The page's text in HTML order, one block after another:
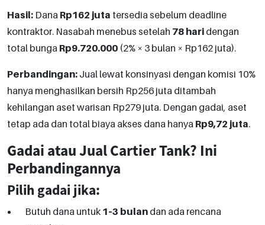
Hasil: Dana Rp162 juta tersedia sebelum deadline
kontraktor. Nasabah menebus setelah 78 hari dengan
total bunga Rp9.720.000 (2% × 3 bulan × Rp162 juta).
Perbandingan: Jual lewat konsinyasi dengan komisi 10%
hanya menghasilkan bersih Rp256 juta ditambah
kehilangan aset warisan Rp279 juta. Dengan gadai, aset
tetap ada dan total biaya akses dana hanya Rp9,72 juta.
Gadai atau Jual Cartier Tank? Ini
Perbandingannya
Pilih gadai jika:
Butuh dana untuk 1–3 bulan dan ada rencana